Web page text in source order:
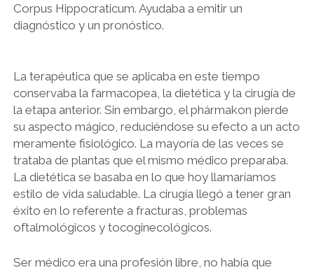
Corpus Hippocraticum. Ayudaba a emitir un
diagnóstico y un pronóstico.
La terapéutica que se aplicaba en este tiempo
conservaba la farmacopea, la dietética y la cirugía de
la etapa anterior. Sin embargo, el phármakon pierde
su aspecto mágico, reduciéndose su efecto a un acto
meramente fisiológico. La mayoría de las veces se
trataba de plantas que el mismo médico preparaba.
La dietética se basaba en lo que hoy llamaríamos
estilo de vida saludable. La cirugía llegó a tener gran
éxito en lo referente a fracturas, problemas
oftalmológicos y tocoginecológicos.
Ser médico era una profesión libre, no había que